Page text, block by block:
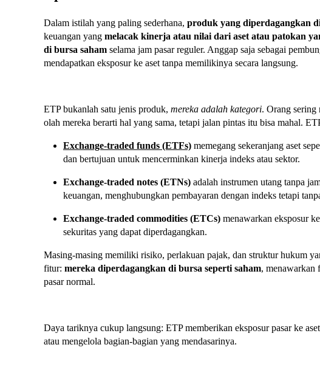
Dalam istilah yang paling sederhana, produk yang diperdagangkan
keuangan yang melacak kinerja atau nilai dari aset atau patokan
di bursa saham selama jam pasar reguler. Anggap saja sebagai
mendapatkan eksposur ke aset tanpa memilikinya secara langsung.
ETP bukanlah satu jenis produk, mereka adalah kategori. Orang
olah mereka berarti hal yang sama, tetapi jalan pintas itu bisa mahal.
Exchange-traded funds (ETFs) memegang sekeranjang aset
dan bertujuan untuk mencerminkan kinerja indeks atau sektor.
Exchange-traded notes (ETNs) adalah instrumen utang tanpa
keuangan, menghubungkan pembayaran dengan indeks tetapi
Exchange-traded commodities (ETCs) menawarkan eksposur
sekuritas yang dapat diperdagangkan.
Masing-masing memiliki risiko, perlakuan pajak, dan struktur hukum
fitur: mereka diperdagangkan di bursa seperti saham, menawarkan
pasar normal.
Daya tariknya cukup langsung: ETP memberikan eksposur pasar ke
atau mengelola bagian-bagian yang mendasarinya.